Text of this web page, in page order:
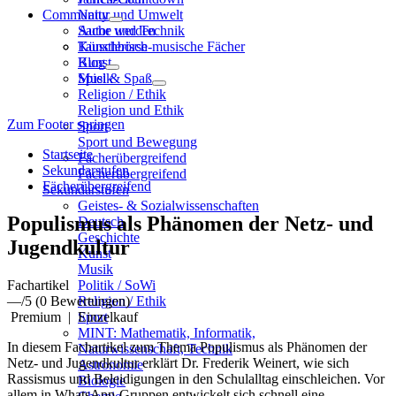
Natur und Umwelt
Sache und Technik
Künstlerisch-musische Fächer
Kunst
Musik
Religion / Ethik
Religion und Ethik
Sport
Sport und Bewegung
Fächerübergreifend
Fächerübergreifend
Sekundarstufen
Geistes- & Sozialwissenschaften
Deutsch
Geschichte
Kunst
Musik
Politik / SoWi
Religion / Ethik
Sport
MINT: Mathematik, Informatik,
Naturwissenschaft, Technik
Astronomie
Biologie
Community
Autor werden
Tauschbörse
Blog
Spiel & Spaß
Zum Footer springen
Startseite
Sekundarstufen
Fächerübergreifend
Populismus als Phänomen der Netz- und
Jugendkultur
Fachartikel
—/5 (0 Bewertungen)
Premium | Einzelkauf
In diesem Fachartikel zum Thema Populismus als Phänomen der
Netz- und Jugendkultur erklärt Dr. Frederik Weinert, wie sich
Rassismus und Beleidigungen in den Schulalltag einschleichen. Vor